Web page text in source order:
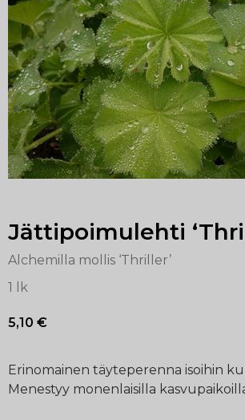
Jättipoimulehti
Alchemilla mollis ‘Thriller’
1 lk
5,10 €
Erinomainen täyteperenna isoihin
Menestyy monenlaisilla